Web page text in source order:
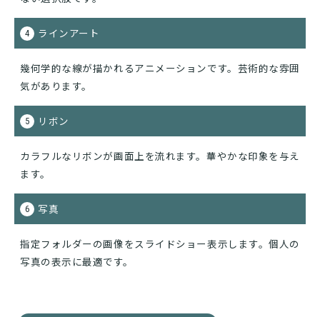
4 ラインアート
幾何学的な線が描かれるアニメーションです。芸術的な雰囲
気があります。
5 リボン
カラフルなリボンが画面上を流れます。華やかな印象を与え
ます。
6 写真
指定フォルダーの画像をスライドショー表示します。個人の
写真の表示に最適です。